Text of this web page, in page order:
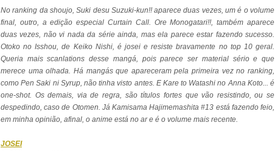
No ranking da shoujo, Suki desu Suzuki-kun!! aparece duas vezes, um é o volume
final, outro, a edição especial Curtain Call. Ore Monogatari!!, também aparece
duas vezes, não vi nada da série ainda, mas ela parece estar fazendo sucesso.
Otoko no Isshou, de Keiko Nishi, é josei e resiste bravamente no top 10 geral.
Queria mais scanlations desse mangá, pois parece ser material sério e que
merece uma olhada. Há mangás que apareceram pela primeira vez no ranking,
como Pen Saki ni Syrup, não tinha visto antes. E Kare to Watashi no Anna Koto... é
one-shot. Os demais, via de regra, são títulos fortes que vão resistindo, ou se
despedindo, caso de Otomen. Já Kamisama Hajimemashita #13 está fazendo feio,
em minha opinião, afinal, o anime está no ar e é o volume mais recente.
JOSEI